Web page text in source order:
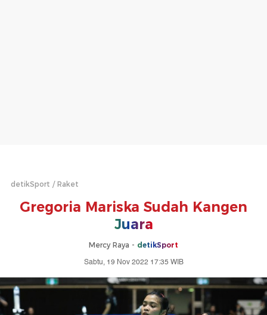
detikSport Raket
Gregoria Mariska Sudah Kangen
Juara
Mercy Raya - detikSport
Sabtu, 19 Nov 2022 17:35 WIB